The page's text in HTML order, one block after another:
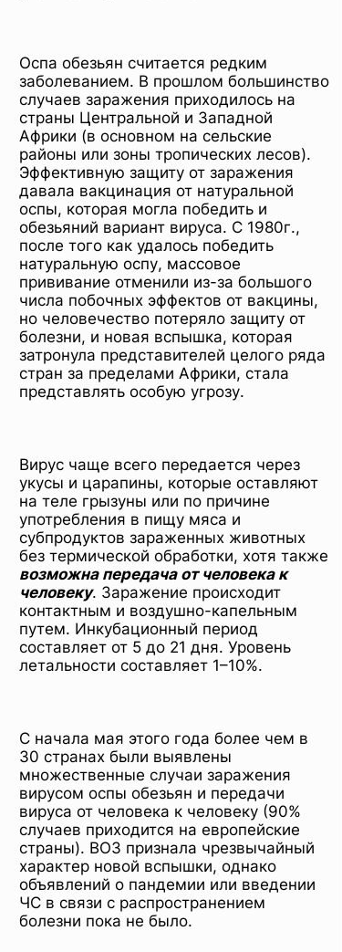
Оспа обезьян считается редким
заболеванием. В прошлом большинство
случаев заражения приходилось на
страны Центральной и Западной
Африки (в основном на сельские
районы или зоны тропических лесов).
Эффективную защиту от заражения
давала вакцинация от натуральной
оспы, которая могла победить и
обезьяний вариант вируса. С 1980г.,
после того как удалось победить
натуральную оспу, массовое
прививание отменили из-за большого
числа побочных эффектов от вакцины,
но человечество потеряло защиту от
болезни, и новая вспышка, которая
затронула представителей целого ряда
стран за пределами Африки, стала
представлять особую угрозу.
Вирус чаще всего передается через
укусы и царапины, которые оставляют
на теле грызуны или по причине
употребления в пищу мяса и
субпродуктов зараженных животных
без термической обработки, хотя также
возможна передача от человека к
человеку. Заражение происходит
контактным и воздушно-капельным
путем. Инкубационный период
составляет от 5 до 21 дня. Уровень
летальности составляет 1–10%.
С начала мая этого года более чем в
30 странах были выявлены
множественные случаи заражения
вирусом оспы обезьян и передачи
вируса от человека к человеку (90%
случаев приходится на европейские
страны). ВОЗ признала чрезвычайный
характер новой вспышки, однако
объявлений о пандемии или введении
ЧС в связи с распространением
болезни пока не было.